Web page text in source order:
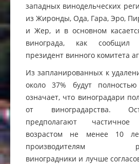
западных винодельческих
из Жиронды, Ода, Гара, Эро,
и Жер, и в основном
винограда, как
президент винного комитета
Из запланированных к
около 37% будут
означает, что виноградари
от виноградарства.
предполагают
возрастом не менее 10
производителям
виноградники и лучше